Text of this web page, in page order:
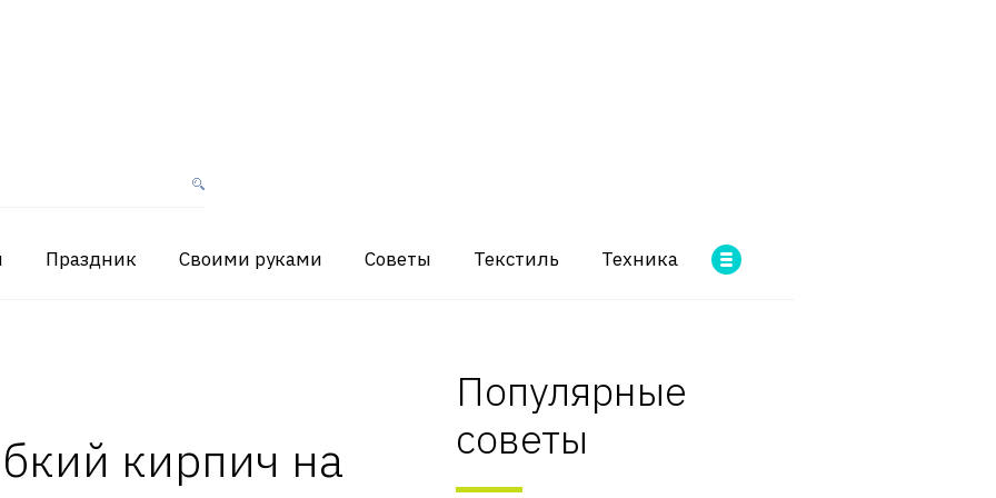
Праздник Своими руками Советы Текстиль Техника
кирпич на
Популярные
советы